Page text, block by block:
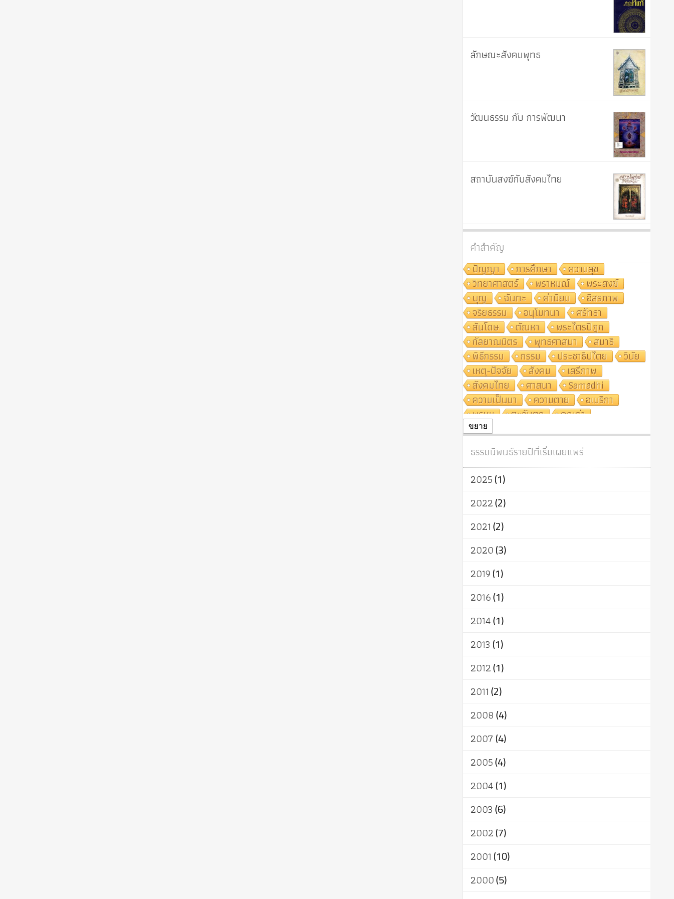
ลักษณะสังคมพุทธ
วัฒนธรรม กับ การพัฒนา
สถาบันสงฆ์กับสังคมไทย
คำสำคัญ
ปัญญา
การศึกษา
ความสุข
วิทยาศาสตร์
พราหมณ์
พระสงฆ์
บุญ
ฉันทะ ค่านิยม
อิสรภาพ
จริยธรรม
อนุโมทนา
ศรัทธา
สันโดษ
ตัณหา
พระไตรปิฎก
กัลยาณมิตร
พุทธศาสนา
สมาธิ
พิธีกรรม
กรรม ประชาธิปไตย
วินัย
เหตุ-ปัจจัย
สังคม
เสรีภาพ
สังคมไทย
ศาสนา
Samādhi
ความเป็นมา
ความตาย
อเมริกา
พรหม
ตะวันตก
คุณค่า
ปฏิจจสมุปบาท
ศาสนาประจำชาติ
ผู้บริโภค
ธรรมาธิปไตย
การแยกรัฐกับศาสนา
ธรรมชาติ
เทคโนโลยี
พุทธบริษัท
วัฒนธรรม
ขยาย
ธรรมนิพนธ์รายปีที่เริ่มเผยแพร่
2025(1)
2022(2)
2021 (2)
2020(3)
2019(1)
2016(1)
2014(1)
2013 (1)
2012(1)
2011 (2)
2008 (4)
2007(4)
2005(4)
2004(1)
2003 (6)
2002(7)
2001 (10)
2000(5)